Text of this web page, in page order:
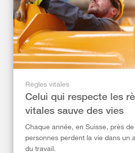
Règles vitales
Celui qui respecte les
vitales sauve des vies
Chaque année, en Suisse, près
personnes perdent la vie dans un
du travail.